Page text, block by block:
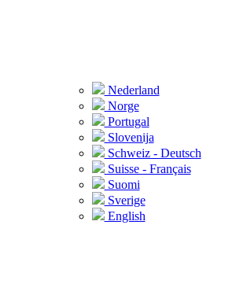
Nederland
Norge
Portugal
Slovenija
Schweiz - Deutsch
Suisse - Français
Suomi
Sverige
English